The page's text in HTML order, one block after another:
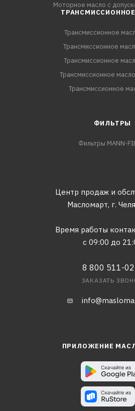
Моторное масло с
Трансмиссионное
Трансмиссионное
Трансмиссионное
Трансмиссионное
Трансмиссионное
ФИЛЬТРЫ
Фильтры MANN-
Центр продаж и
Масломарт, г.
Время работы
с 09:00 до
8 800 511-
ЗАКАЗАТЬ
ПРИЛОЖЕНИЕ